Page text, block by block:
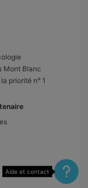
Aide et contact
Mont Blanc
priorité n° 1